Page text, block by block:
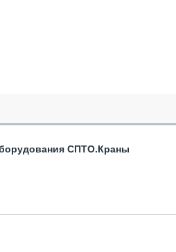
СПТО.Краны